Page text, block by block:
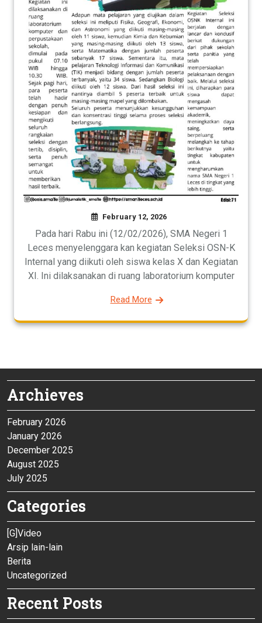
February 12, 2026
Pada hari Rabu ini (12/02/2026), SMA Negeri 1
Leces menyelenggara kan kegiatan Seleksi OSN-K
Internal yang diikuti oleh siswa kelas X dan Kegiatan
XI. Ini dilaksanakan di ruang laboratorium komputer
Read More
Archieves
February 2026
January 2026
December 2025
August 2025
July 2025
Categories
[G]Video
Arsip lain-lain
Berita
Uncategorized
Recent Posts